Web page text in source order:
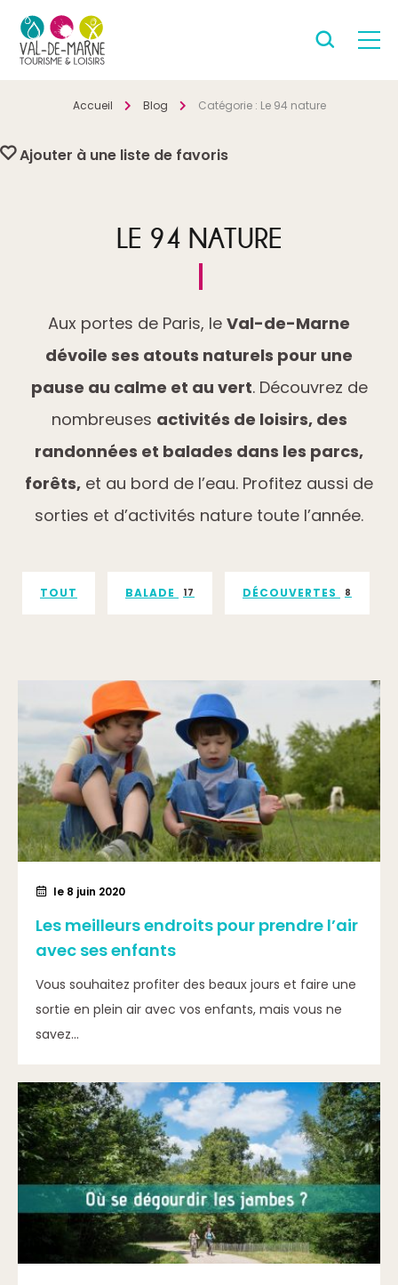
Accueil Blog Catégorie : Le 94 nature
Ajouter à une liste de favoris
LE 94 NATURE
Aux portes de Paris, le Val-de-Marne
dévoile ses atouts naturels pour une
pause au calme et au vert. Découvrez de
nombreuses activités de loisirs, des
randonnées et balades dans les parcs,
forêts, et au bord de l’eau. Profitez aussi de
sorties et d’activités nature toute l’année.
TOUT BALADE 17 DÉCOUVERTES 8
le 8 juin 2020
Les meilleurs endroits pour prendre l’air
avec ses enfants
Vous souhaitez profiter des beaux jours et faire une
sortie en plein air avec vos enfants, mais vous ne
savez...